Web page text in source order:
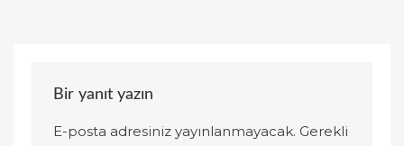
Bir yanıt yazın
E-posta adresiniz yayınlanmayacak. Gerekli